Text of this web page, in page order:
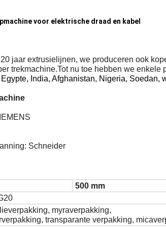
voor elektrische draad en kabel
jaar extrusielijnen, we produceren ook
trekmachine.Tot nu toe hebben we enkele
India, Afghanistan, Nigeria, Soedan,
Schneider
500 mm
myraverpakking,
transparante verpakking,